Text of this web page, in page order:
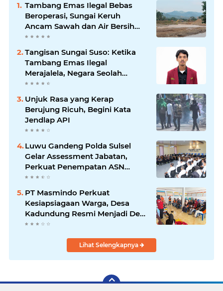
Tambang Emas Ilegal Bebas
Beroperasi, Sungai Keruh
Ancam Sawah dan Air Bersih
Warga Luwu
Tangisan Sungai Suso: Ketika
Tambang Emas Ilegal
Merajalela, Negara Seolah
Memilih Diam
Unjuk Rasa yang Kerap
Berujung Ricuh, Begini Kata
Jendlap API
Luwu Gandeng Polda Sulsel
Gelar Assessment Jabatan,
Perkuat Penempatan ASN
Berbasis Kompetensi
PT Masmindo Perkuat
Kesiapsiagaan Warga, Desa
Kadundung Resmi Menjadi Desa
Tangguh Bencana
Lihat Selengkapnya